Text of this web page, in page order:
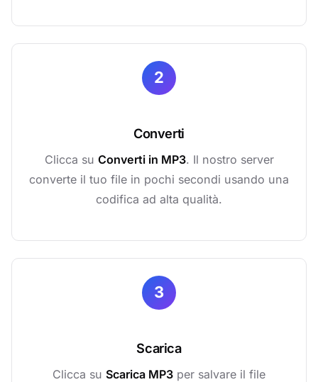
2
Converti
Clicca su Converti in MP3. Il nostro server
converte il tuo file in pochi secondi usando una
codifica ad alta qualità.
3
Scarica
Clicca su Scarica MP3 per salvare il file